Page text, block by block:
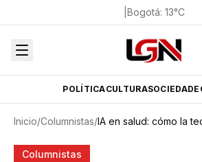
Bogotá: 13°C
POLÍTICACULTURASOCIEDAD
Inicio/Columnistas/
Columnistas